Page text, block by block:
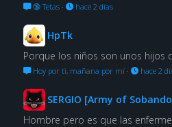
🔞 Tetas· hace 2 días
HpTk
Porque los niños son unos hijos
Hoy por ti, mañana por mí· hace 2
SERGIO [Army of
Hombre pero es que las